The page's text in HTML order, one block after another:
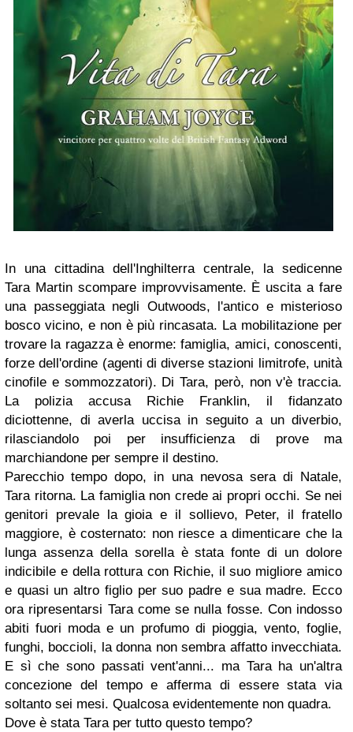
In una cittadina dell'Inghilterra centrale, la sedicenne
Tara Martin scompare improvvisamente. È uscita a fare
una passeggiata negli Outwoods, l'antico e misterioso
bosco vicino, e non è più rincasata. La mobilitazione per
trovare la ragazza è enorme: famiglia, amici, conoscenti,
forze dell'ordine (agenti di diverse stazioni limitrofe, unità
cinofile e sommozzatori). Di Tara, però, non v'è traccia.
La polizia accusa Richie Franklin, il fidanzato
diciottenne, di averla uccisa in seguito a un diverbio,
rilasciandolo poi per insufficienza di prove ma
marchiandone per sempre il destino.
Parecchio tempo dopo, in una nevosa sera di Natale,
Tara ritorna. La famiglia non crede ai propri occhi. Se nei
genitori prevale la gioia e il sollievo, Peter, il fratello
maggiore, è costernato: non riesce a dimenticare che la
lunga assenza della sorella è stata fonte di un dolore
indicibile e della rottura con Richie, il suo migliore amico
e quasi un altro figlio per suo padre e sua madre. Ecco
ora ripresentarsi Tara come se nulla fosse. Con indosso
abiti fuori moda e un profumo di pioggia, vento, foglie,
funghi, boccioli, la donna non sembra affatto invecchiata.
E sì che sono passati vent'anni... ma Tara ha un'altra
concezione del tempo e afferma di essere stata via
soltanto sei mesi. Qualcosa evidentemente non quadra.
Dove è stata Tara per tutto questo tempo?